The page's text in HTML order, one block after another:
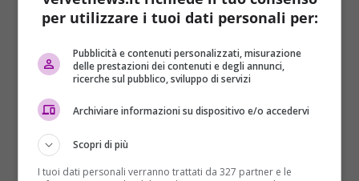
rispondono attualmente all’omicidio volontario di
Emanuele Morganti: tre si trovano in carcere (Paolo
Palmisani, Mario Castagnaccie Michel Fortuna
altre cinque sono indagate a piede libero (Franco
Castagnacci,Damiano Bruni, Micheal Ciotoli,
Manuel Capocetta
Pjetri Xhemal
). La deposizione
dell’autopsia sul corpo del giovane di Tecchiena da
parte del medico legale è attesa, oltre che dagli
inquirenti, da avvocati della difesa, dalla parte civile,
per utilizzare i tuoi dati personali per:
Pubblicità e contenuti personalizzati, misurazione
delle prestazioni dei contenuti e degli annunci,
ricerche sul pubblico, sviluppo di servizi
Archiviare informazioni su dispositivo e/o accedervi
Scopri di più
I tuoi dati personali verranno trattati da 327 partner e le